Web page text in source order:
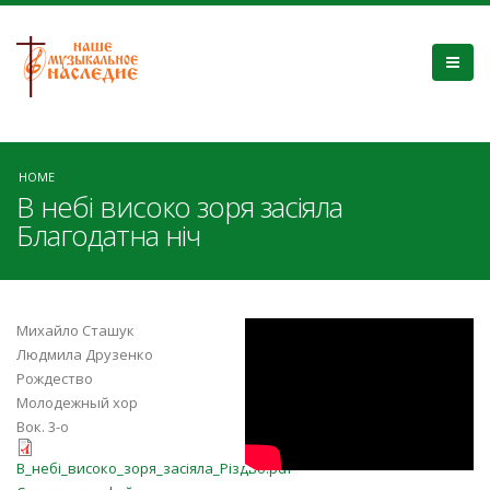
HOME
В небі високо зоря засіяла
Благодатна ніч
Михайло Сташук
Людмила Друзенко
Рождество
Молодежный хор
Вок. 3-о
В_небі_високо_зоря_засіяла_Різдво.pdf